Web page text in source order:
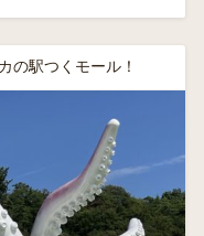
の駅つくモール！